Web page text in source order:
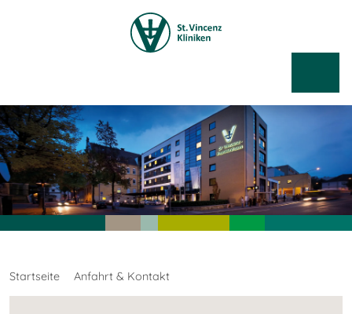
Startseite Anfahrt & Kontakt